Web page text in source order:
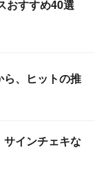
おすすめ40選
、ヒットの推
インチェキな